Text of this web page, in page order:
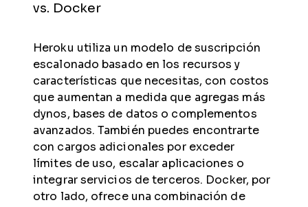
vs. Docker
Heroku utiliza un modelo de suscripción
escalonado basado en los recursos y
características que necesitas, con costos
que aumentan a medida que agregas más
dynos, bases de datos o complementos
avanzados. También puedes encontrarte
con cargos adicionales por exceder
límites de uso, escalar aplicaciones o
integrar servicios de terceros. Docker, por
otro lado, ofrece una combinación de